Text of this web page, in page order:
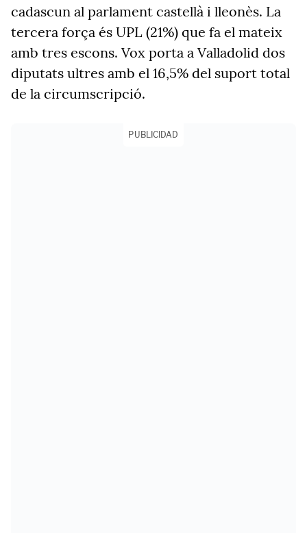
cadascun al parlament castellà i lleonès. La
tercera força és UPL (21%) que fa el mateix
amb tres escons. Vox porta a Valladolid dos
diputats ultres amb el 16,5% del suport total
de la circumscripció.
PUBLICIDAD